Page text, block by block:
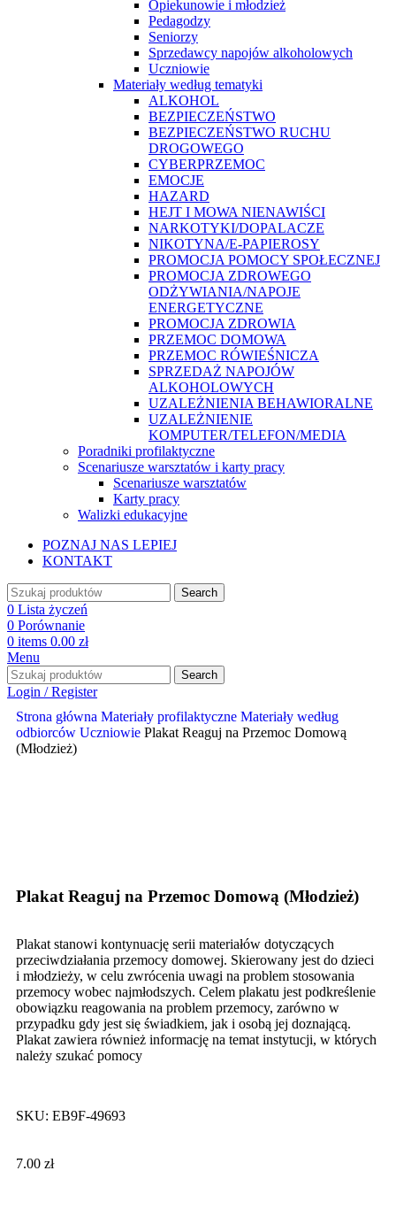
Opiekunowie i młodzież
Pedagodzy
Seniorzy
Sprzedawcy napojów alkoholowych
Uczniowie
Materiały według tematyki
ALKOHOL
BEZPIECZEŃSTWO
BEZPIECZEŃSTWO RUCHU
DROGOWEGO
CYBERPRZEMOC
EMOCJE
HAZARD
HEJT I MOWA NIENAWIŚCI
NARKOTYKI/DOPALACZE
NIKOTYNA/E-PAPIEROSY
PROMOCJA POMOCY SPOŁECZNEJ
PROMOCJA ZDROWEGO
ODŻYWIANIA/NAPOJE
ENERGETYCZNE
PROMOCJA ZDROWIA
PRZEMOC DOMOWA
PRZEMOC RÓWIEŚNICZA
SPRZEDAŻ NAPOJÓW
ALKOHOLOWYCH
UZALEŻNIENIA BEHAWIORALNE
UZALEŻNIENIE
KOMPUTER/TELEFON/MEDIA
Poradniki profilaktyczne
Scenariusze warsztatów i karty pracy
Scenariusze warsztatów
Karty pracy
Walizki edukacyjne
POZNAJ NAS LEPIEJ
KONTAKT
Search
0 Lista życzeń
0 Porównanie
0 items 0.00 zł
Menu
Search
Login / Register
Strona główna Materiały profilaktyczne Materiały według
odbiorców Uczniowie Plakat Reaguj na Przemoc Domową
(Młodzież)
Plakat Reaguj na Przemoc Domową (Młodzież)
Plakat stanowi kontynuację serii materiałów dotyczących
przeciwdziałania przemocy domowej. Skierowany jest do dzieci
i młodzieży, w celu zwrócenia uwagi na problem stosowania
przemocy wobec najmłodszych. Celem plakatu jest podkreślenie
obowiązku reagowania na problem przemocy, zarówno w
przypadku gdy jest się świadkiem, jak i osobą jej doznającą.
Plakat zawiera również informację na temat instytucji, w których
należy szukać pomocy
SKU: EB9F-49693
7.00 zł